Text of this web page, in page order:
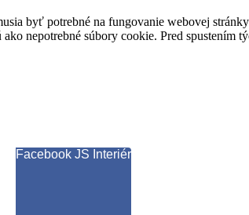
byť potrebné na fungovanie webovej
nepotrebné súbory cookie. Pred
Facebook JS Interiér